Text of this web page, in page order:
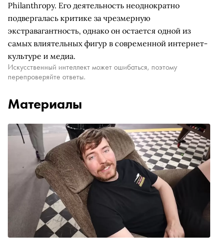
Philanthropy. Его деятельность неоднократно
подвергалась критике за чрезмерную
экстравагантность, однако он остается одной из
самых влиятельных фигур в современной интернет-
культуре и медиа.
Искусственный интеллект может ошибаться, поэтому
перепроверяйте ответы.
Материалы